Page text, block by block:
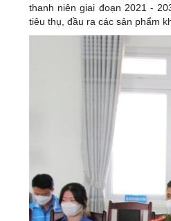
thanh niên giai đoạn 2021 -
tiêu thụ, đầu ra các sản phẩm